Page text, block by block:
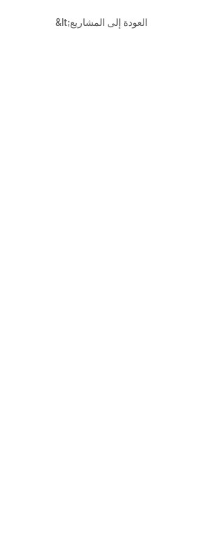
&lt;العودة إلى المشاريع